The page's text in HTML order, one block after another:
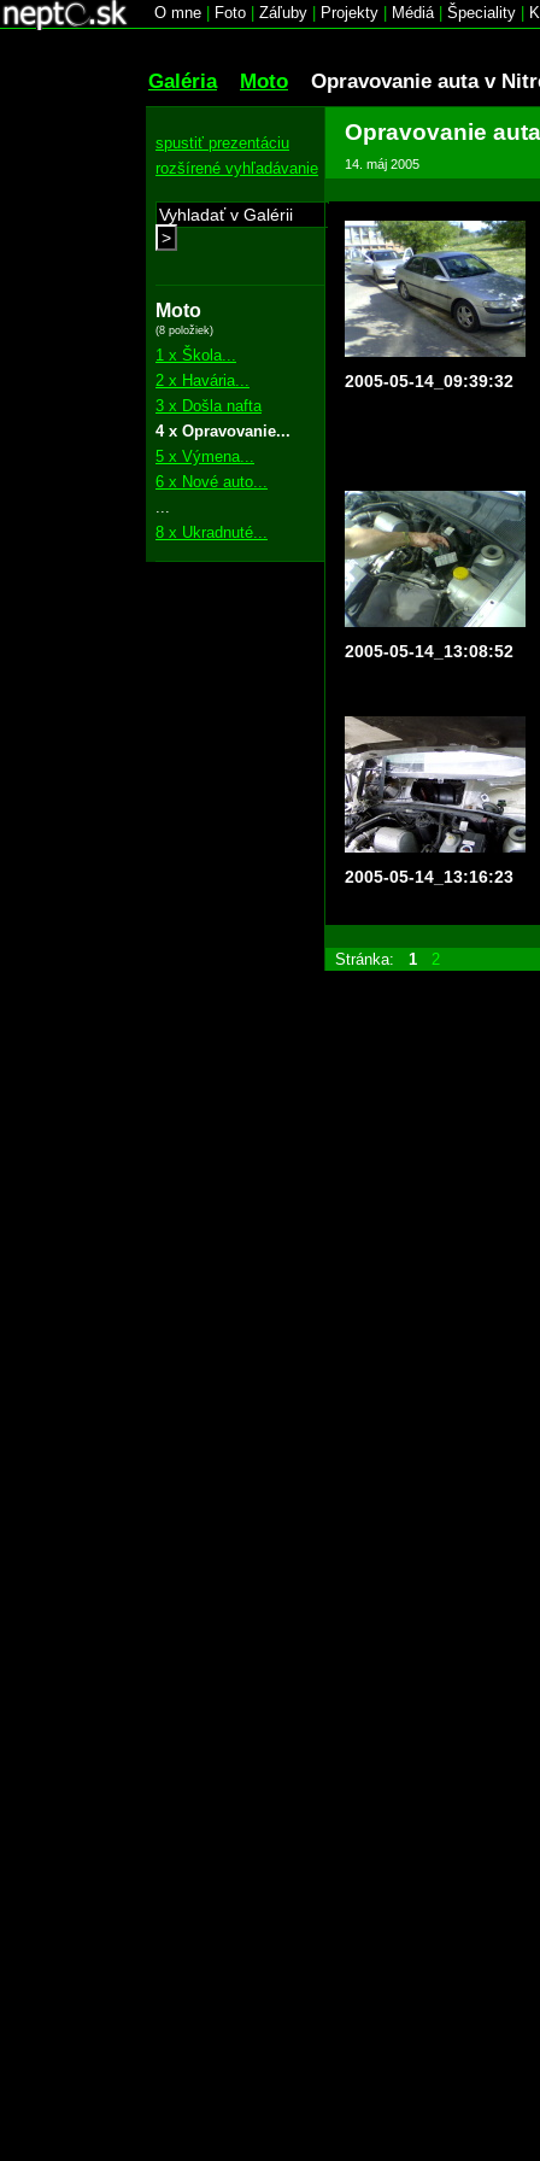
O mne Foto Záľuby Projekty Médiá| Špeciality
Galéria Moto Opravovanie auta v
spustiť prezentáciu
rozšírené vyhľadávanie
>
Moto
(8 položiek)
1 x Škola...
2 x Havária...
3 x Došla nafta
4 x Opravovanie...
5 x Výmena...
6 x Nové auto...
8 x Ukradnuté...
Opravovanie
14. máj 2005
2005-05-14_09:39:32
2005-05-14_13:08:52
2005-05-14_13:16:23
Stránka: 1 2